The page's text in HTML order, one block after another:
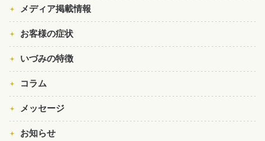
メディア掲載情報
お客様の症状
いづみの特徴
コラム
メッセージ
お知らせ